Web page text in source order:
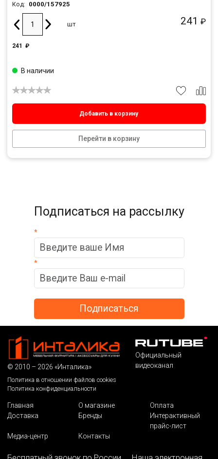
Код: 0000/157925
241 ₽
шт
241 ₽
Добавить в корзину
Перейти в корзину
В наличии
Подписаться на рассылку
*
*
© 2010 – 2026 «Инталика»
Политика в отношении файлов cookies
Политика конфиденциальности
Официальный
видеоканал
Главная О магазине
Оплата
Доставка
Бренды
Интерактивный
прайс-лист
Медиа-центр
Контакты